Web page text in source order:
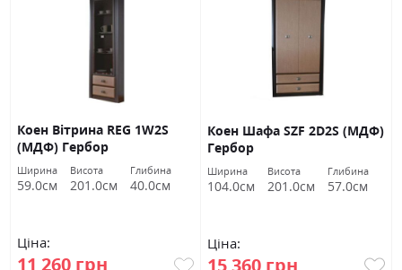
Коен Вітрина REG 1W2S
(МДФ) Гербор
Ширина
59.0см
Висота
201.0см
Глибина
40.0см
Ціна:
11 260 грн
Коен Шафа SZF 2D2S (МДФ)
Гербор
Ширина
104.0см
Висота
201.0см
Глибина
57.0см
Ціна:
15 360 грн